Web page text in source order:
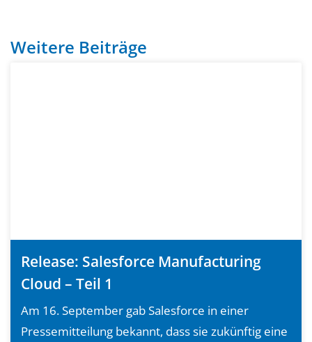
Weitere Beiträge
Release: Salesforce Manufacturing
Cloud – Teil 1
Am 16. September gab Salesforce in einer
Pressemitteilung bekannt, dass sie zukünftig eine